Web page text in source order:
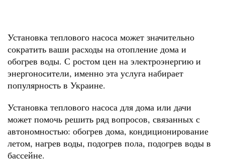
Установка теплового насоса может значительно
сократить ваши расходы на отопление дома и
обогрев воды. С ростом цен на электроэнергию и
энергоносители, именно эта услуга набирает
популярность в Украине.
Установка теплового насоса для дома или дачи
может помочь решить ряд вопросов, связанных с
автономностью: обогрев дома, кондиционирование
летом, нагрев воды, подогрев пола, подогрев воды в
бассейне.